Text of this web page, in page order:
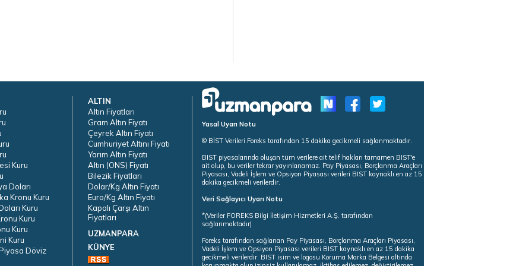
Kuru
Doları
Kronu Kuru
Kuru
Kuru
Kuru
Kuru
Döviz
ALTIN
Altın Fiyatları
Gram Altın Fiyatı
Çeyrek Altın Fiyatı
Cumhuriyet Altını Fiyatı
Yarım Altın Fiyatı
Altın (ONS) Fiyatı
Bilezik Fiyatları
Dolar/Kg Altın Fiyatı
Euro/Kg Altın Fiyatı
Kapalı Çarşı Altın
Fiyatları
UZMANPARA
KÜNYE
Yasal Uyarı Notu
© BİST Verileri Foreks tarafından 15 dakika gecikmeli sağlanmaktadır.
BIST piyasalarında oluşan tüm verilere ait telif hakları tamamen BIST'e
ait olup, bu veriler tekrar yayınlanamaz. Pay Piyasası, Borçlanma Araçları
Piyasası, Vadeli İşlem ve Opsiyon Piyasası verileri BIST kaynaklı en az 15
dakika gecikmeli verilerdir.
Veri Sağlayıcı Uyarı Notu
*(Veriler FOREKS Bilgi İletişim Hizmetleri A.Ş. tarafından
sağlanmaktadır)
Foreks tarafından sağlanan Pay Piyasası, Borçlanma Araçları Piyasası,
Vadeli İşlem ve Opsiyon Piyasası verileri BIST kaynaklı en az 15 dakika
gecikmeli verilerdir. BIST isim ve logosu Koruma Marka Belgesi altında